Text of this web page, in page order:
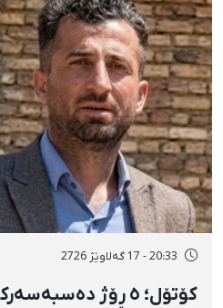
20:33 - 17 گەلاوێژ 2726
کۆتۆل؛ ٥ ڕۆژ